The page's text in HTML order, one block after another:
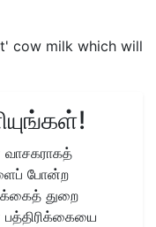
cow milk which will
வாசகராகத்
போன்ற
துறை
பத்திரிக்கையை